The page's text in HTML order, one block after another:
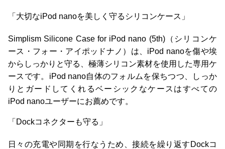
「大切なiPod nanoを美しく守るシリコンケース」
Simplism Silicone Case for iPod nano (5th)（シリコンケ
ース・フォー・アイポッドナノ）は、iPod nanoを傷や埃
からしっかりと守る、極薄シリコン素材を使用した専用ケ
ースです。iPod nano自体のフォルムを保ちつつ、しっか
りとガードしてくれるベーシックなケースはすべての
iPod nanoユーザーにお薦めです。
「Dockコネクターも守る」
日々の充電や同期を行なうため、接続を繰り返すDockコ